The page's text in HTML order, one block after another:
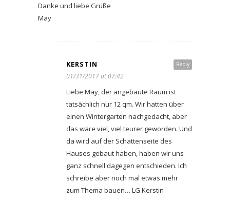
Danke und liebe Grüße
May
Reply
KERSTIN
01/31/2017 at 07:42
Liebe May, der angebaute Raum ist
tatsächlich nur 12 qm. Wir hatten über
einen Wintergarten nachgedacht, aber
das wäre viel, viel teurer geworden. Und
da wird auf der Schattenseite des
Hauses gebaut haben, haben wir uns
ganz schnell dagegen entschieden. Ich
schreibe aber noch mal etwas mehr
zum Thema bauen… LG Kerstin